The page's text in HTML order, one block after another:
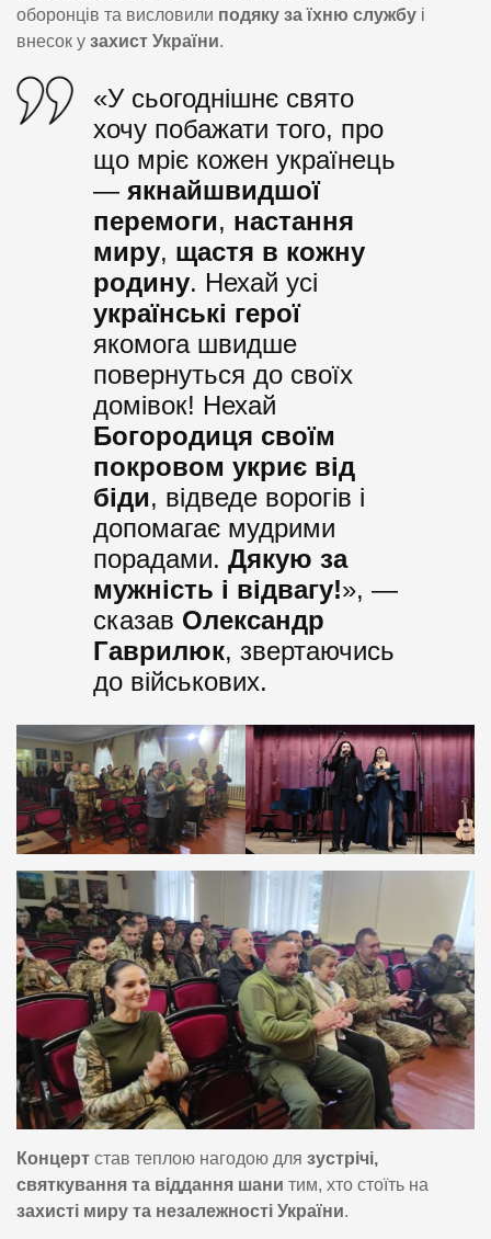
оборонців та висловили подяку за їхню службу і
внесок у захист України.
«У сьогоднішнє свято
хочу побажати того, про
що мріє кожен українець
— якнайшвидшої
перемоги, настання
миру, щастя в кожну
родину. Нехай усі
українські герої
якомога швидше
повернуться до своїх
домівок! Нехай
Богородиця своїм
покровом укриє від
біди, відведе ворогів і
допомагає мудрими
порадами. Дякую за
мужність і відвагу!», —
сказав Олександр
Гаврилюк, звертаючись
до військових.
Концерт став теплою нагодою для зустрічі,
святкування та віддання шани тим, хто стоїть на
захисті миру та незалежності України.